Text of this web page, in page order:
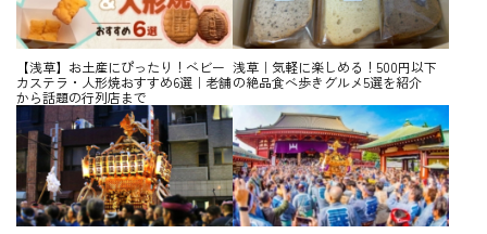
【浅草】お土産にぴったり！ベビー
カステラ・人形焼おすすめ6選｜老舗
から話題の行列店まで
浅草｜気軽に楽しめる！500円以下
の絶品食べ歩きグルメ5選を紹介